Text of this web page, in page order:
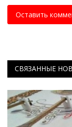
Оставить
СВЯЗАННЫЕ